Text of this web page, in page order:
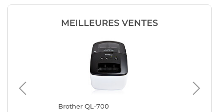
MEILLEURES VENTES
Brother QL-700